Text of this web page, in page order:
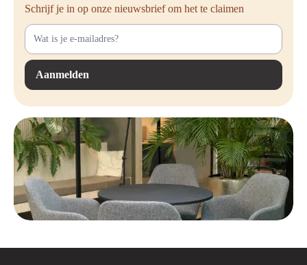
Schrijf je in op onze nieuwsbrief om het te claimen
Aanmelden